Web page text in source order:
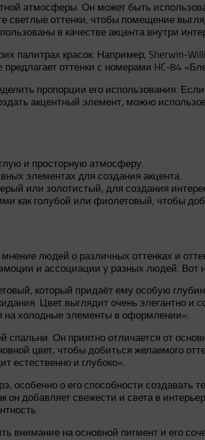
атмосферы. Он может быть
светлые оттенки, чтобы помещение
в качестве акцента внутри
палитрах красок. Например, Sherwin-
оттенки с номерами HC-84
пропорции его использования.
акцентный элемент, можно
и просторную атмосферу.
элементах для создания акцента.
или золотистый, для создания
как голубой или фиолетовый, чтобы
людей о различных оттенках и
и ассоциации у разных людей. Вот
который придаёт ему особую
Цвет выглядит очень элегантно и
на холодные элементы в оформлении».
Он приятно отличается от
цвет, чтобы добиться желаемого
естественно и глубоко».
особенно о его способности
добавляет свежести и света в
внимание на основной пигмент и его